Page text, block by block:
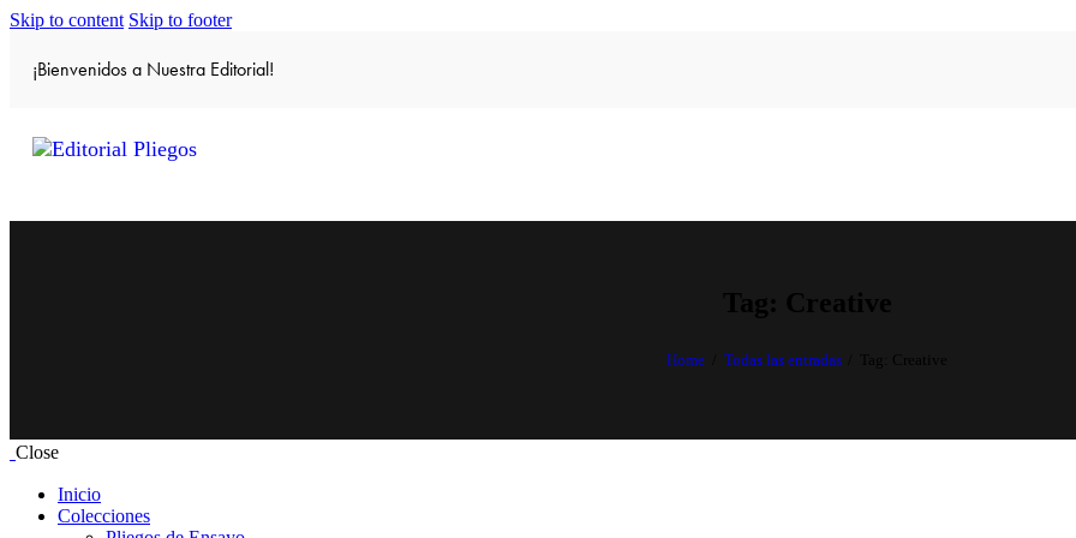
Skip to content Skip to footer
¡Bienvenidos a Nuestra Editorial!
Home Todas las entradas
Close
Inicio
Colecciones